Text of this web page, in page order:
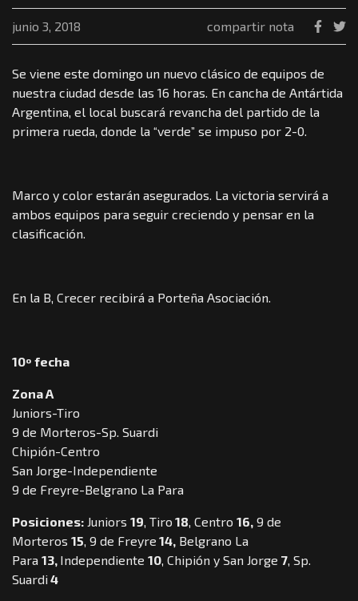
junio 3, 2018 compartir nota
Se viene este domingo un nuevo clásico de equipos de
nuestra ciudad desde las 16 horas. En cancha de Antártida
Argentina, el local buscará revancha del partido de la
primera rueda, donde la “verde” se impuso por 2-0.
Marco y color estarán asegurados. La victoria servirá a
ambos equipos para seguir creciendo y pensar en la
clasificación.
En la B, Crecer recibirá a Porteña Asociación.
10º fecha
Zona A
Juniors-Tiro
9 de Morteros-Sp. Suardi
Chipión-Centro
San Jorge-Independiente
9 de Freyre-Belgrano La Para
Posiciones: Juniors 19, Tiro 18, Centro 16, 9 de
Morteros 15, 9 de Freyre 14, Belgrano La
Para 13, Independiente 10, Chipión y San Jorge 7, Sp.
Suardi 4